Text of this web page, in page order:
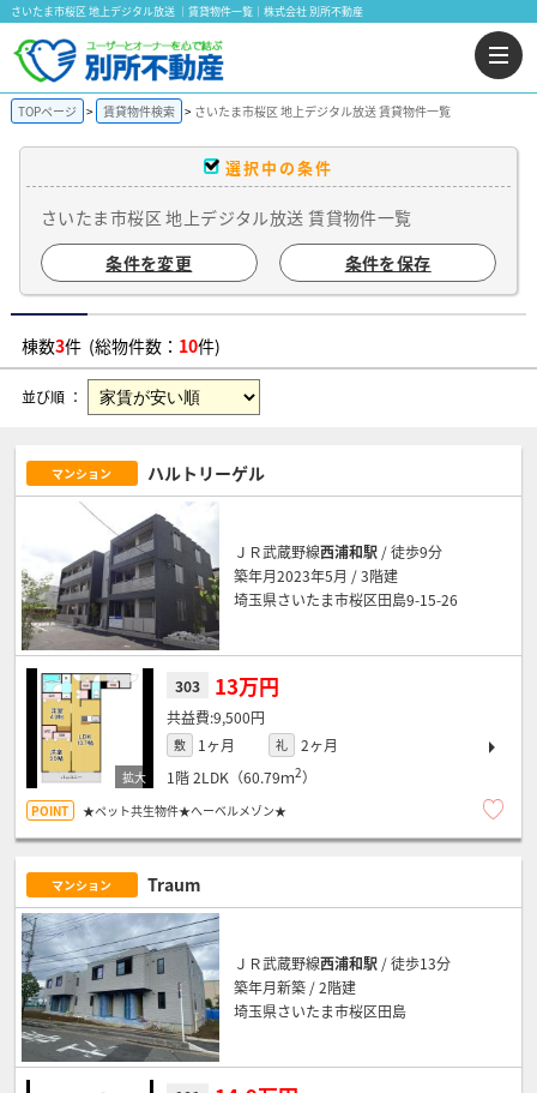
さいたま市桜区 地上デジタル放送 ｜賃貸物件一覧｜株式会社 別所不動産
TOPページ 賃貸物件検索 さいたま市桜区 地上デジタル放送 賃貸物件一覧
選択中の条件
さいたま市桜区 地上デジタル放送 賃貸物件一覧
条件を変更
条件を保存
棟数3件 (総物件数： 10件)
並び順 ：
マンション ハルトリーゲル
ＪＲ武蔵野線西浦和駅 / 徒歩9分
築年月2023年5月 / 3階建
埼玉県さいたま市桜区田島9-15-26
303 13万円
9,500円
敷 1ヶ月 礼
2ヶ月
1階2LDK（60.79ｍ2）
★ペット共生物件★へーベルメゾン★
マンション Traum
ＪＲ武蔵野線西浦和駅 / 徒歩13分
築年月新築 / 2階建
埼玉県さいたま市桜区田島